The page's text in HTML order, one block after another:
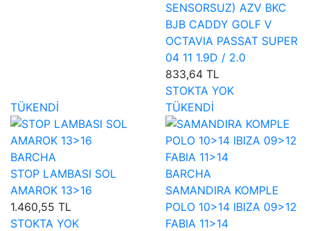
SENSORSUZ) AZV BKC
BJB CADDY GOLF V
OCTAVIA PASSAT SUPER
04 11 1.9D / 2.0
833,64 TL
STOKTA YOK
TÜKENDİ
BARCHA
STOP LAMBASI SOL
AMAROK 13>16
1.460,55 TL
STOKTA YOK
TÜKENDİ
BARCHA
SAMANDIRA KOMPLE
POLO 10>14 IBIZA 09>12
FABIA 11>14